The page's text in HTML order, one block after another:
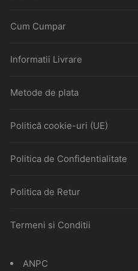
Cum Cumpar
Informatii Livrare
Metode de plata
Politică cookie-uri (UE)
Politica de Confidentialitate
Politica de Retur
Termeni si Conditii
ANPC